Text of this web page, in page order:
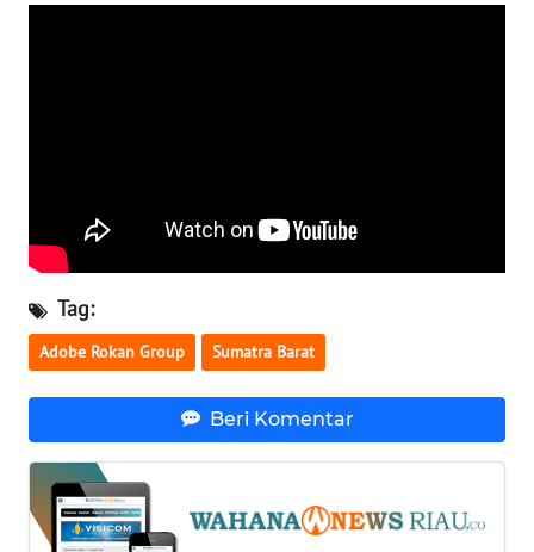
Tag:
Adobe Rokan Group Sumatra Barat
Beri Komentar
WN
WN
KALSEL
WN
SULSEL
WN